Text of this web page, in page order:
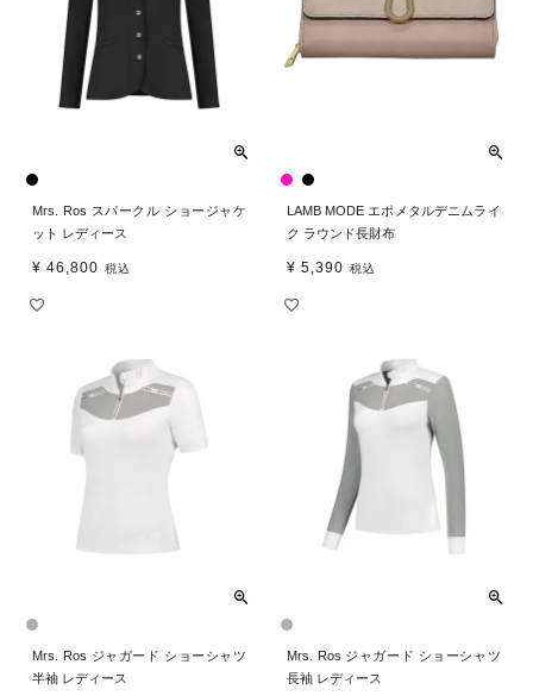
Mrs. Ros スパークル ショージャケ
ット レディース
¥ 46,800 税込
LAMB MODE エポメタルデニムライ
ク ラウンド長財布
¥ 5,390 税込
Mrs. Ros ジャガード ショーシャツ
半袖 レディース
Mrs. Ros ジャガード ショーシャツ
長袖 レディース